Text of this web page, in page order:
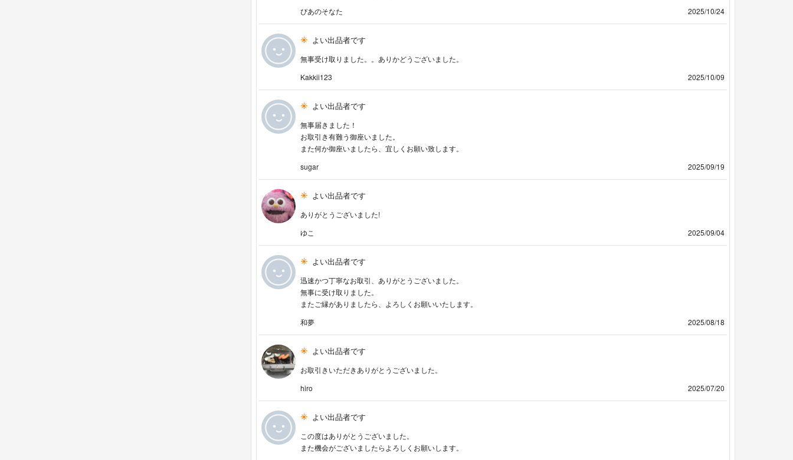
ぴあのそなた
2025/10/24
よい出品者です
無事受け取りました。。ありかどうございました。
Kakkii123
2025/10/09
よい出品者です
無事届きました！
お取引き有難う御座いました。
また何か御座いましたら、宜しくお願い致します。
sugar
2025/09/19
よい出品者です
ありがとうございました!
ゆこ
2025/09/04
よい出品者です
迅速かつ丁寧なお取引、ありがとうございました。
無事に受け取りました。
またご縁がありましたら、よろしくお願いいたします。
和夢
2025/08/18
よい出品者です
お取引きいただきありがとうございました。
hiro
2025/07/20
よい出品者です
この度はありがとうございました。
また機会がございましたらよろしくお願いします。